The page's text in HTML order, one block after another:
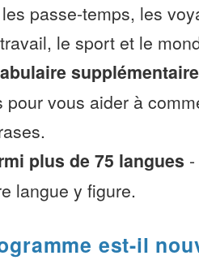
passe-temps, les
le sport et le
supplémentaire
pour vous aider à
plus de 75 langues -
langue y figure.
est-il